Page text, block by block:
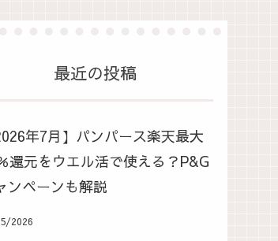
最近の投稿
年7月】パンパース楽天最大
還元をウエル活で使える？P&G
ンペーンも解説
2026